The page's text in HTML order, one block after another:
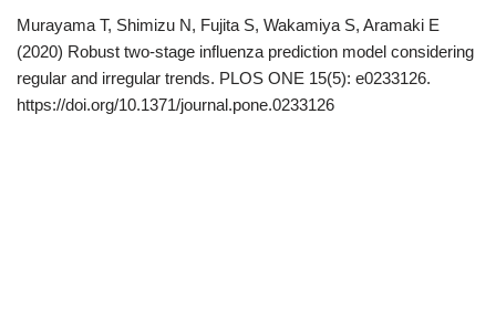
Murayama T, Shimizu N, Fujita S, Wakamiya S, Aramaki E
(2020) Robust two-stage influenza prediction model considering
regular and irregular trends. PLOS ONE 15(5): e0233126.
https://doi.org/10.1371/journal.pone.0233126